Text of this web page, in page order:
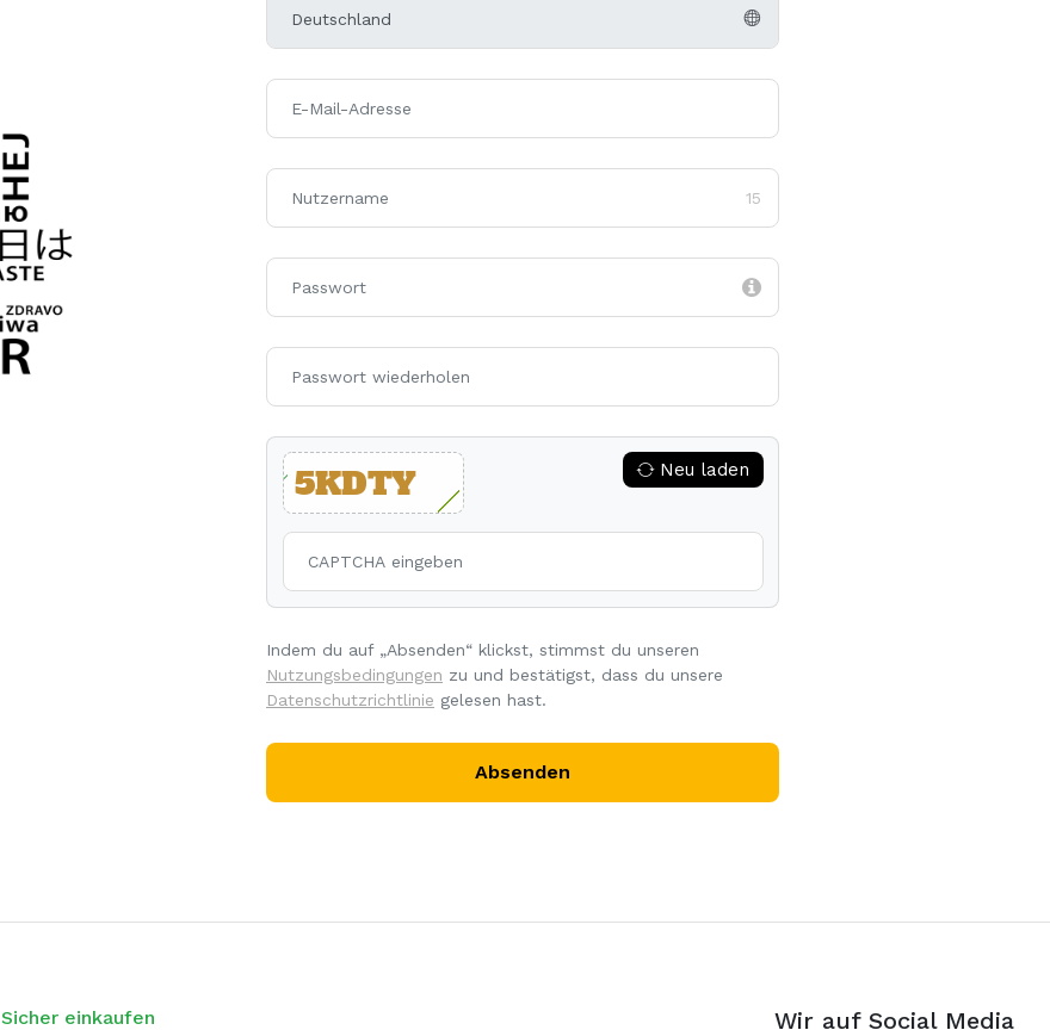
15
Neu laden
Indem du auf „Absenden“ klickst, stimmst du unseren
Nutzungsbedingungen zu und bestätigst, dass du unsere
Datenschutzrichtlinie gelesen hast.
Absenden
Sicher einkaufen Wir auf Social Media